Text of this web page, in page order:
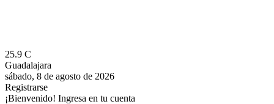
25.9 C
Guadalajara
sábado, 8 de agosto de 2026
Registrarse
¡Bienvenido! Ingresa en tu cuenta